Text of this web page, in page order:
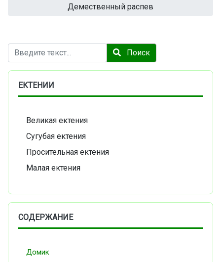
Демественный распев
Поиск Поиск
ЕКТЕНИИ
Великая ектения
Сугубая ектения
Просительная ектения
Малая ектения
СОДЕРЖАНИЕ
Домик